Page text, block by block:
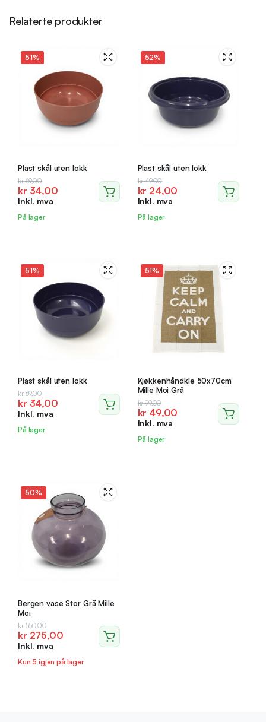
Relaterte produkter
51%
Plast skål uten lokk
kr69,00
Opprinnelig
pris
var:
kr 69,00.
kr 34,00
Nåværende
pris
er:
kr 34,00.
Inkl. mva
På lager
52%
Plast skål uten lokk
kr49,00
Opprinnelig
pris
var:
kr 49,00.
kr 24,00
Nåværende
pris
er:
kr 24,00.
Inkl. mva
På lager
51%
Plast skål uten lokk
kr69,00
Opprinnelig
pris
var:
kr 69,00.
kr 34,00
Nåværende
pris
er:
kr 34,00.
Inkl. mva
På lager
51%
Kjøkkenhåndkle 50x70cm
Mille Moi Grå
kr99,00
Opprinnelig
pris
var:
kr 99,00.
kr 49,00
Nåværende
pris
er:
kr 49,00.
Inkl. mva
På lager
50%
Bergen vase Stor Grå Mille
Moi
kr550,00
Opprinnelig
pris
var:
kr 550,00.
kr 275,00
Nåværende
pris
er:
kr 275,00.
Inkl. mva
Kun 5 igjen på lager